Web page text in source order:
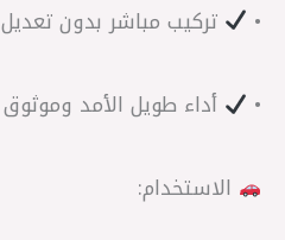
• تركيب مباشر بدون تعديل
• أداء طويل الأمد وموثوق
الاستخدام: